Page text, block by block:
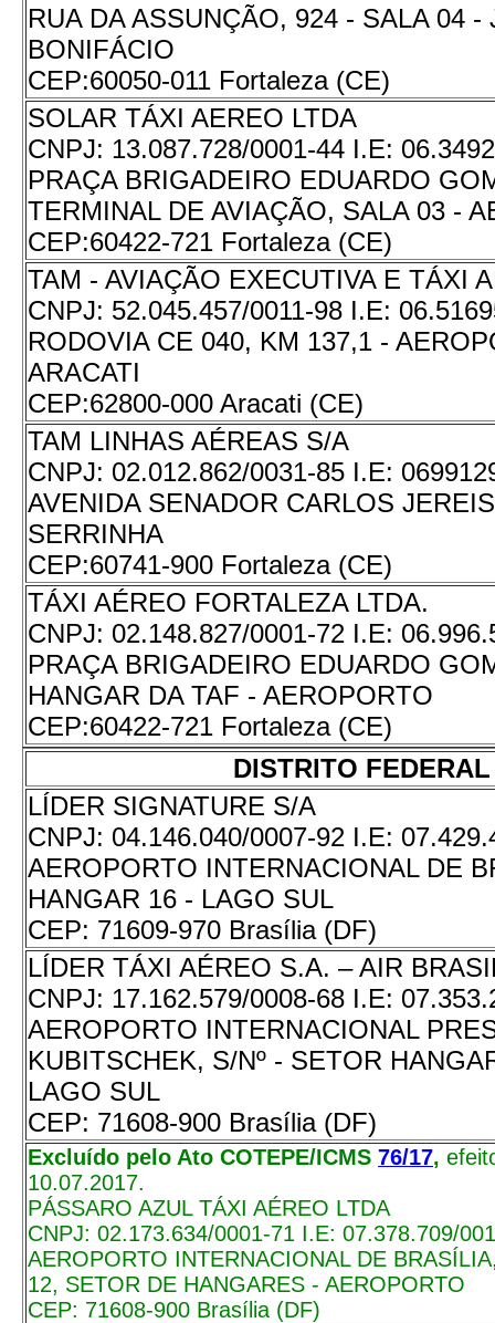
RUA DA ASSUNÇÃO, 924 - SALA 04 -
BONIFÁCIO
CEP:60050-011 Fortaleza (CE)
SOLAR TÁXI AEREO LTDA
CNPJ: 13.087.728/0001-44 I.E:
PRAÇA BRIGADEIRO EDUARDO
TERMINAL DE AVIAÇÃO, SALA 03 -
CEP:60422-721 Fortaleza (CE)
TAM - AVIAÇÃO EXECUTIVA E TÁXI
CNPJ: 52.045.457/0011-98 I.E:
RODOVIA CE 040, KM 137,1 -
ARACATI
CEP:62800-000 Aracati (CE)
TAM LINHAS AÉREAS S/A
CNPJ: 02.012.862/0031-85 I.E:
AVENIDA SENADOR CARLOS
SERRINHA
CEP:60741-900 Fortaleza (CE)
TÁXI AÉREO FORTALEZA LTDA.
CNPJ: 02.148.827/0001-72 I.E:
PRAÇA BRIGADEIRO EDUARDO
HANGAR DA TAF - AEROPORTO
CEP:60422-721 Fortaleza (CE)
DISTRITO FEDERAL
LÍDER SIGNATURE S/A
CNPJ: 04.146.040/0007-92 I.E:
AEROPORTO INTERNACIONAL DE
HANGAR 16 - LAGO SUL
CEP: 71609-970 Brasília (DF)
LÍDER TÁXI AÉREO S.A. – AIR
CNPJ: 17.162.579/0008-68 I.E:
AEROPORTO INTERNACIONAL
KUBITSCHEK, S/Nº - SETOR
LAGO SUL
CEP: 71608-900 Brasília (DF)
Excluído pelo Ato COTEPE/ICMS 76/17,
10.07.2017.
PÁSSARO AZUL TÁXI AÉREO LTDA
CNPJ: 02.173.634/0001-71 I.E: 07.378.709/
AEROPORTO INTERNACIONAL DE
12, SETOR DE HANGARES - AEROPORTO
CEP: 71608-900 Brasília (DF)